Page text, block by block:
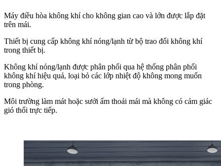
Máy điều hòa không khí cho không gian cao và lớn được lắp đặt
trên mái.
Thiết bị cung cấp không khí nóng/lạnh từ bộ trao đổi không khí
trong thiết bị.
Không khí nóng/lạnh được phân phối qua hệ thống phân phối
không khí hiệu quả, loại bỏ các lớp nhiệt độ không mong muốn
trong phòng.
Môi trường làm mát hoặc sưởi ấm thoải mái mà không có cảm giác
gió thổi trực tiếp.